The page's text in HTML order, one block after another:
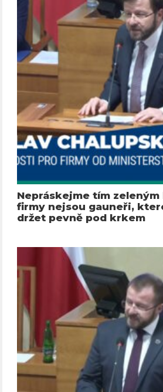
Nepráskejme tím
firmy nejsou gauneři,
držet pevně pod krkem